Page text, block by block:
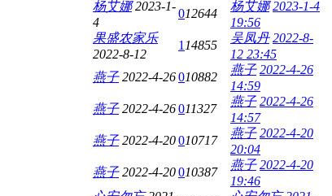
杨艾娜 2023-1-
4
012644
杨艾娜 2023-1-4
19:56
果盛农家乐
2022-8-12
1 14855
吴凤丹 2022-8-
12 23:45
燕子 2022-4-26010882
燕子 2022-4-26
14:59
燕子 2022-4-26011327
燕子 2022-4-26
14:57
燕子 2022-4-20010717
燕子 2022-4-20
20:04
燕子 2022-4-20010387
燕子 2022-4-20
19:46